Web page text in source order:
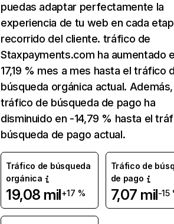
puedas adaptar perfectamente la
experiencia de tu web en cada
recorrido del cliente. tráfico de
Staxpayments.com ha aumentado
17,19 % mes a mes hasta el tráfico
búsqueda orgánica actual.
tráfico de búsqueda de pago ha
disminuido en -14,79 % hasta el
búsqueda de pago actual.
Tráfico de búsqueda
orgánica
19,08 mil+17 %
Tráfico de
de pago
7,07 mil-15